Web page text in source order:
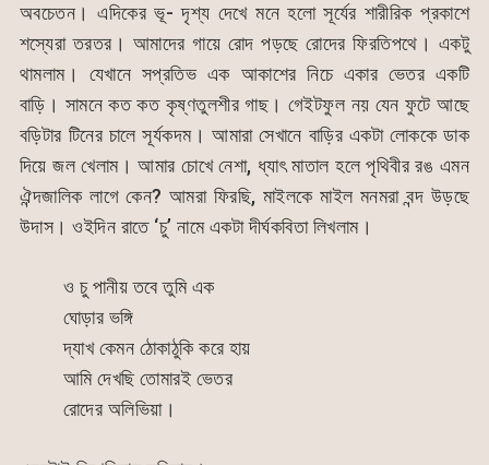
অবচেতন। এদিকের ভূ- দৃশ্য দেখে মনে হলো সূর্যের শারীরিক প্রকাশে
শস্যেরা তরতর। আমাদের গায়ে রোদ পড়ছে রোদের ফিরতিপথে। একটু
থামলাম। যেখানে সপ্রতিভ এক আকাশের নিচে একার ভেতর একটি
বাড়ি। সামনে কত কত কৃষ্ণতুলশীর গাছ। গেইটফুল নয় যেন ফুটে আছে
বড়িটার টিনের চালে সূর্যকদম। আমারা সেখানে বাড়ির একটা লোককে ডাক
দিয়ে জল খেলাম। আমার চোখে নেশা, ধ্যাৎ মাতাল হলে পৃথিবীর রঙ এমন
ঐন্দজালিক লাগে কেন? আমরা ফিরছি, মাইলকে মাইল মনমরা বন্দ উড়ছে
উদাস। ওইদিন রাতে ‘চু’ নামে একটা দীর্ঘকবিতা লিখলাম।
ও চু পানীয় তবে তুমি এক
ঘোড়ার ভঙ্গি
দ্যাখ কেমন ঠোকাঠুকি করে হায়
আমি দেখছি তোমারই ভেতর
রোদের অলিভিয়া।